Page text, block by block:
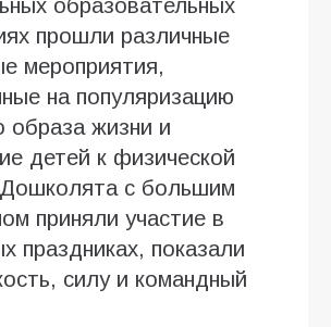
образовательных
прошли различные
мероприятия,
на популяризацию
образа жизни и
детей к физической
Дошколята с большим
приняли участие в
праздниках, показали
силу и командный